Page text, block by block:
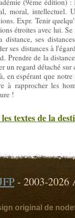
(9ème édition)
moral, intellectuel.
Expr. Tenir
étroites avec lui.
distance, ses
ses distances à
Prendre de la
un regard détaché
en espérant que
à rapprocher les
!
textes de la
- 2003-
original de